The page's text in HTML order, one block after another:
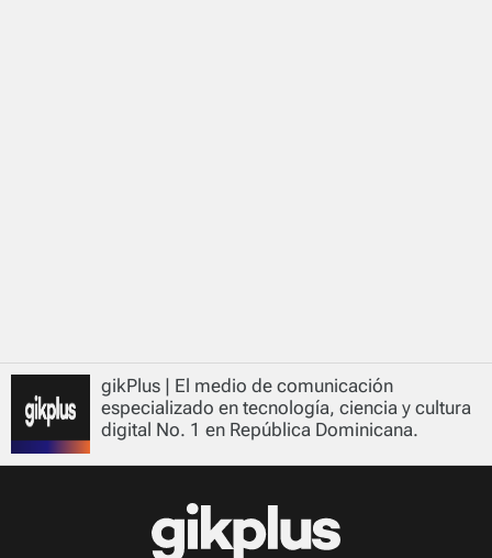
gikPlus | El medio de comunicación
especializado en tecnología, ciencia y cultura
digital No. 1 en República Dominicana.